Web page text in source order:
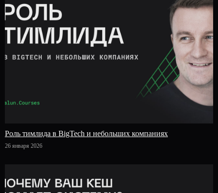
Роль тимлида в BigTech и небольших компаниях
26 января 2026